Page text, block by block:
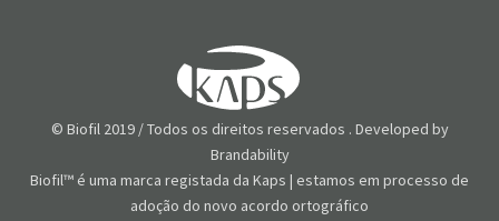
© Biofil 2019 / Todos os direitos reservados . Developed by
Brandability
Biofil™ é uma marca registada da Kaps | estamos em processo de
adoção do novo acordo ortográfico